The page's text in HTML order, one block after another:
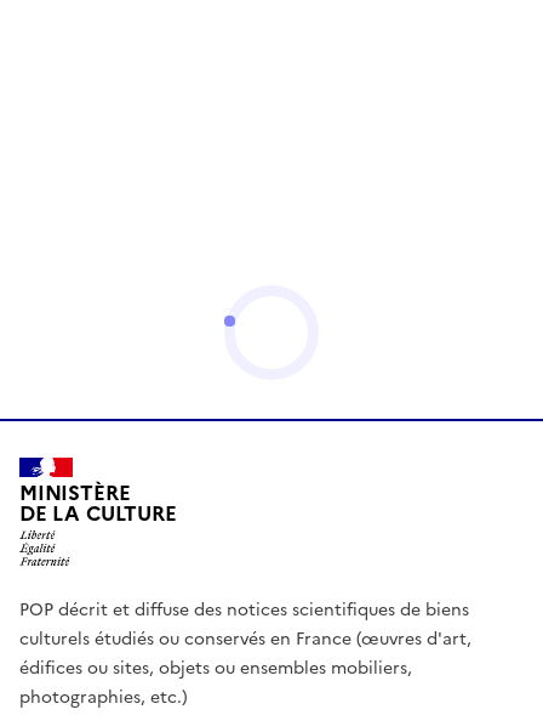
MINISTÈRE
DE LA CULTURE
POP décrit et diffuse des notices scientifiques de biens
culturels étudiés ou conservés en France (œuvres d'art,
édifices ou sites, objets ou ensembles mobiliers,
photographies, etc.)